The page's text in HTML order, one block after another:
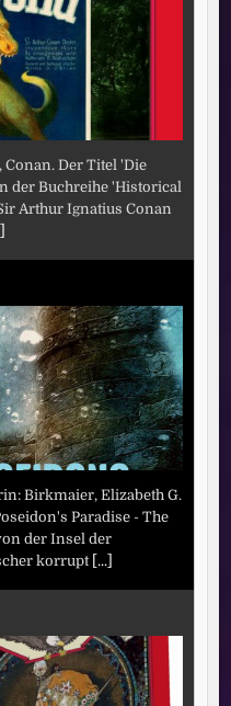
Der Titel 'Die
der Buchreihe 'Historical
Arthur Ignatius Conan
Birkmaier, Elizabeth G.
Paradise - The
der Insel der
korrupt [...]